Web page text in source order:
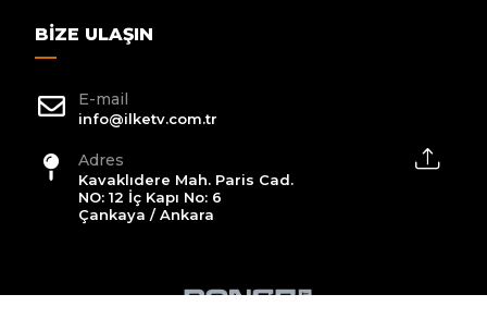
BIZE ULAŞIN
E-mail
info@ilketv.com.tr
Adres
Kavaklıdere Mah. Paris Cad.
NO: 12 İç Kapı No: 6
Çankaya / Ankara